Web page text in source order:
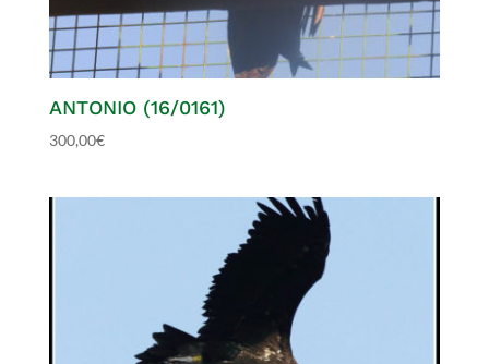
ANTONIO (16/0161)
300,00€